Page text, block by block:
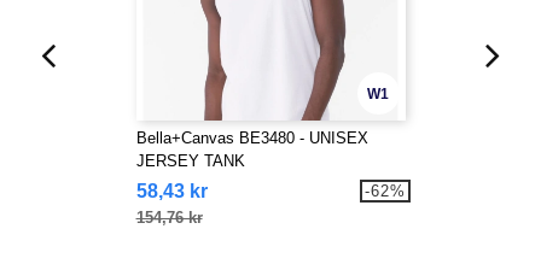
W1
Bella+Canvas BE3480 - UNISEX
JERSEY TANK
58,43 kr
154,76 kr
-62%